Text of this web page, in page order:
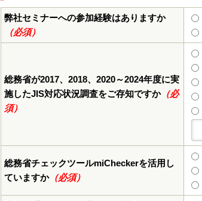
弊社セミナーへの参加経験はありますか
（必須）
総務省が2017、2018、2020～2024年度に実
施したJIS対応状況調査をご存知ですか（必
須）
総務省チェックツールmiCheckerを活用し
ていますか（必須）